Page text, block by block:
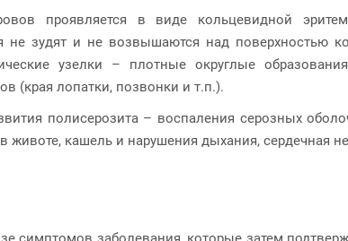
проявляется в виде кольцевидной
зудят и не возвышаются над поверхностью
узелки – плотные округлые
(края лопатки, позвонки и т.п.).
полисерозита – воспаления серозных
кашель и нарушения дыхания, сердечная